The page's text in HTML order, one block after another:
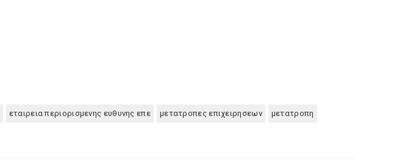
εταιρεια περιορισμενης ευθυνης επε μετατροπες επιχειρησεων μετατροπη